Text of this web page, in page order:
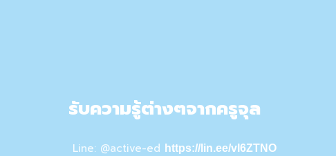
รับความรู้ต่างๆจากครูจุล
Line: @active-ed https://lin.ee/vI6ZTNO